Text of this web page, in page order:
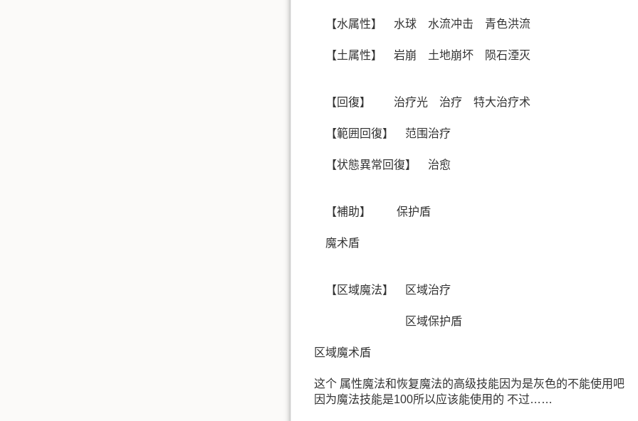
【水属性】 水球 水流冲击 青色洪流
【土属性】 岩崩 土地崩坏 陨石湮灭
【回復】 治疗光 治疗 特大治疗术
【範囲回復】 范围治疗
【状態異常回復】 治愈
【補助】 保护盾
魔术盾
【区域魔法】 区域治疗
区域保护盾
区域魔术盾
这个 属性魔法和恢复魔法的高级技能因为是灰色的不能使用吧
因为魔法技能是100所以应该能使用的 不过……